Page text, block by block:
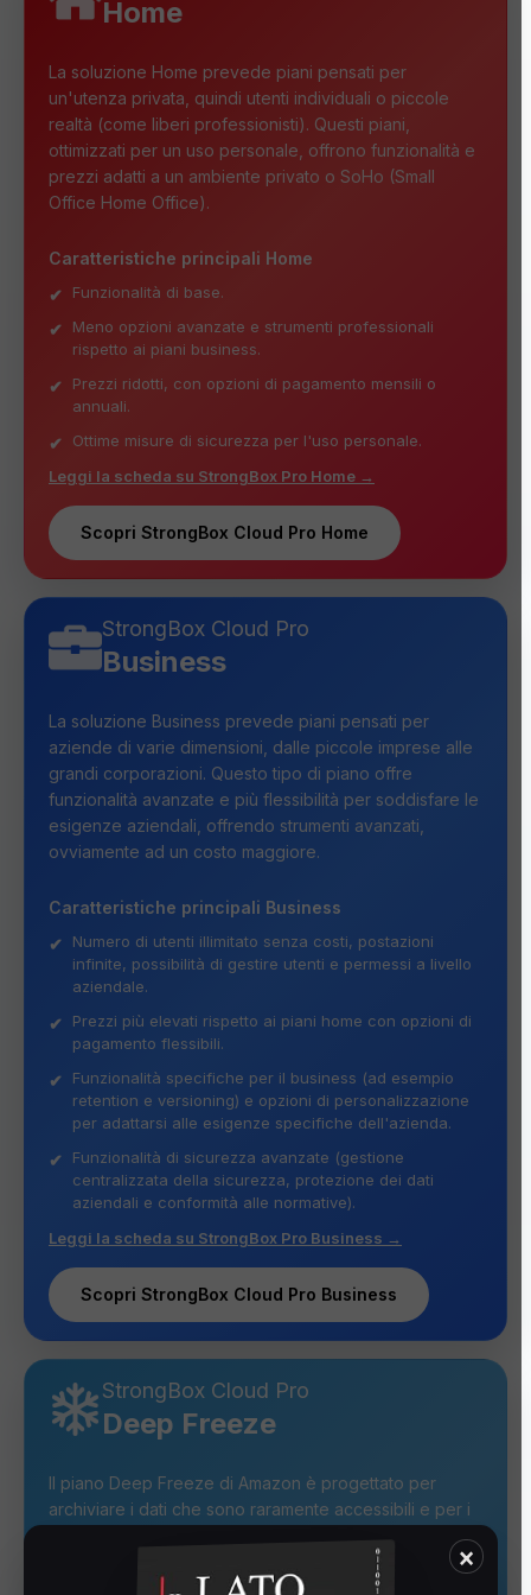
×
Home
La soluzione Home prevede piani pensati per
un'utenza privata, quindi utenti individuali o piccole
realtà (come liberi professionisti). Questi piani,
ottimizzati per un uso personale, offrono funzionalità e
prezzi adatti a un ambiente privato o SoHo (Small
Office Home Office).
Caratteristiche principali Home
Funzionalità di base.
Meno opzioni avanzate e strumenti professionali
rispetto ai piani business.
Prezzi ridotti, con opzioni di pagamento mensili o
annuali.
Ottime misure di sicurezza per l'uso personale.
Leggi la scheda su StrongBox Pro Home →
Scopri StrongBox Cloud Pro Home
StrongBox Cloud Pro
Business
La soluzione Business prevede piani pensati per
aziende di varie dimensioni, dalle piccole imprese alle
grandi corporazioni. Questo tipo di piano offre
funzionalità avanzate e più flessibilità per soddisfare le
esigenze aziendali, offrendo strumenti avanzati,
ovviamente ad un costo maggiore.
Caratteristiche principali Business
Numero di utenti illimitato senza costi, postazioni
infinite, possibilità di gestire utenti e permessi a livello
aziendale.
Prezzi più elevati rispetto ai piani home con opzioni di
pagamento flessibili.
Funzionalità specifiche per il business (ad esempio
retention e versioning) e opzioni di personalizzazione
per adattarsi alle esigenze specifiche dell'azienda.
Funzionalità di sicurezza avanzate (gestione
centralizzata della sicurezza, protezione dei dati
aziendali e conformità alle normative).
Leggi la scheda su StrongBox Pro Business →
Scopri StrongBox Cloud Pro Business
StrongBox Cloud Pro
Deep Freeze
Il piano Deep Freeze di Amazon è progettato per
archiviare i dati che sono raramente accessibili e per i